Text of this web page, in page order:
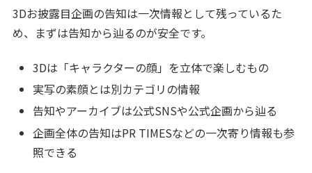
3Dお披露目企画の告知は一次情報として残っているた
め、まずは告知から辿るのが安全です。
3Dは「キャラクターの顔」を立体で楽しむもの
実写の素顔とは別カテゴリの情報
告知やアーカイブは公式SNSや公式企画から辿る
企画全体の告知はPR TIMESなどの一次寄り情報も参
照できる